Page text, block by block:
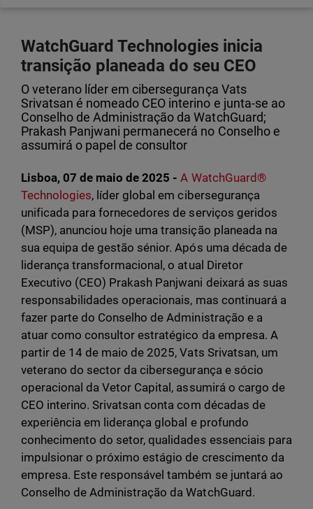
WatchGuard Technologies inicia
transição planeada do seu CEO
O veterano líder em cibersegurança Vats
Srivatsan é nomeado CEO interino e junta-se ao
Conselho de Administração da WatchGuard;
Prakash Panjwani permanecerá no Conselho e
assumirá o papel de consultor
Lisboa, 07 de maio de 2025 -A WatchGuard®
Technologies, líder global em cibersegurança
unificada para fornecedores de serviços geridos
(MSP), anunciou hoje uma transição planeada na
sua equipa de gestão sénior. Após uma década de
liderança transformacional, o atual Diretor
Executivo (CEO) Prakash Panjwani deixará as suas
responsabilidades operacionais, mas continuará a
fazer parte do Conselho de Administração e a
atuar como consultor estratégico da empresa. A
partir de 14 de maio de 2025, Vats Srivatsan, um
veterano do sector da cibersegurança e sócio
operacional da Vetor Capital, assumirá o cargo de
CEO interino. Srivatsan conta com décadas de
experiência em liderança global e profundo
conhecimento do setor, qualidades essenciais para
impulsionar o próximo estágio de crescimento da
empresa. Este responsável também se juntará ao
Conselho de Administração da WatchGuard.